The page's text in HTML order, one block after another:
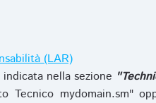
(LAR)
nella sezione
mydomain.sm"